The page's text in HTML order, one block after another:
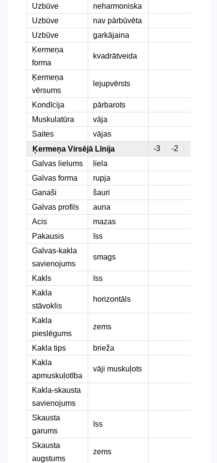
Uzbūve
neharmoniska
Uzbūve
nav pārbūvēta
Uzbūve
garkājaina
Ķermeņa
forma
kvadrātveida
Ķermeņa
vērsums
lejupvērsts
Kondīcija
pārbarots
Muskulatūra
vāja
Saites
vājas
Ķermeņa Virsējā Līnija
-3 -2 -1
Galvas lielums
liela
Galvas forma
rupja
Ganaši
šauri
Galvas profils
auna
Acis
mazas
Pakausis
īss
Galvas-kakla
savienojums
smags
Kakls
īss
Kakla
stāvoklis
horizontāls
Kakla
pieslēgums
zems
Kakla tips
brieža
Kakla
apmuskuļotība
vāji muskuļots
Kakla-skausta
savienojums
Skausta
garums
īss
Skausta
augstums
zems